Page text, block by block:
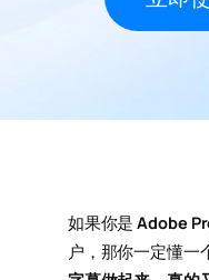
如果你是Adobe
户，那你一定懂一